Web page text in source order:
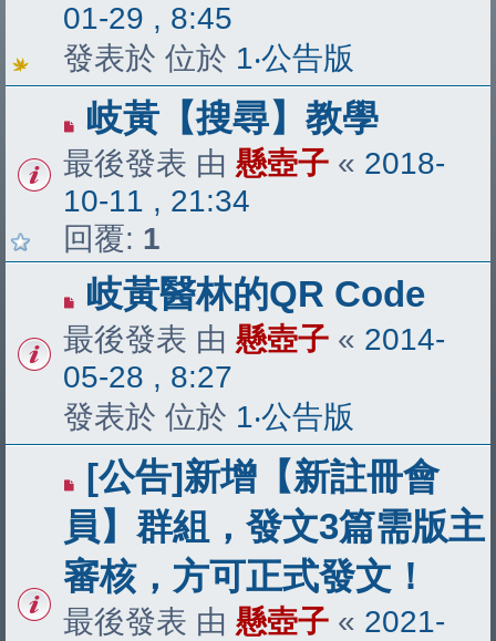
01-29 , 8:45
發表於 位於 1‧公告版
岐黃【搜尋】教學
最後發表 由 懸壺子 « 2018-
10-11 , 21:34
回覆: 1
岐黃醫林的QR Code
最後發表 由 懸壺子 « 2014-
05-28 , 8:27
發表於 位於 1‧公告版
[公告]新增【新註冊會
員】群組，發文3篇需版主
審核，方可正式發文！
最後發表 由 懸壺子 « 2021-